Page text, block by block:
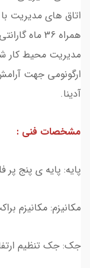
اتاق های مدیریت
همراه 36
مدیریت محیط کار
ارگونومی جهت
آدینا.
مشخصات فنی :
پایه: پایه ی پنج پر
مکانیزم: مکانیزم
جک: جک تنظیم